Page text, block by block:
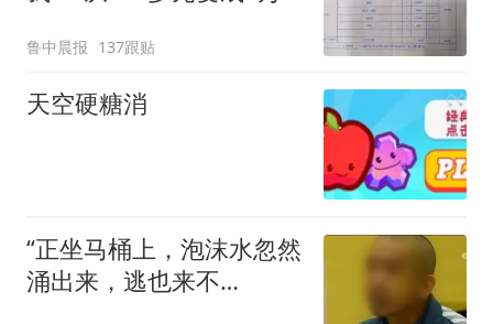
后眼睛肿到流泪、视物模
糊
鲁中晨报 137跟贴
天空硬糖消
“正坐马桶上，泡沫水忽然
涌出来，逃也来不